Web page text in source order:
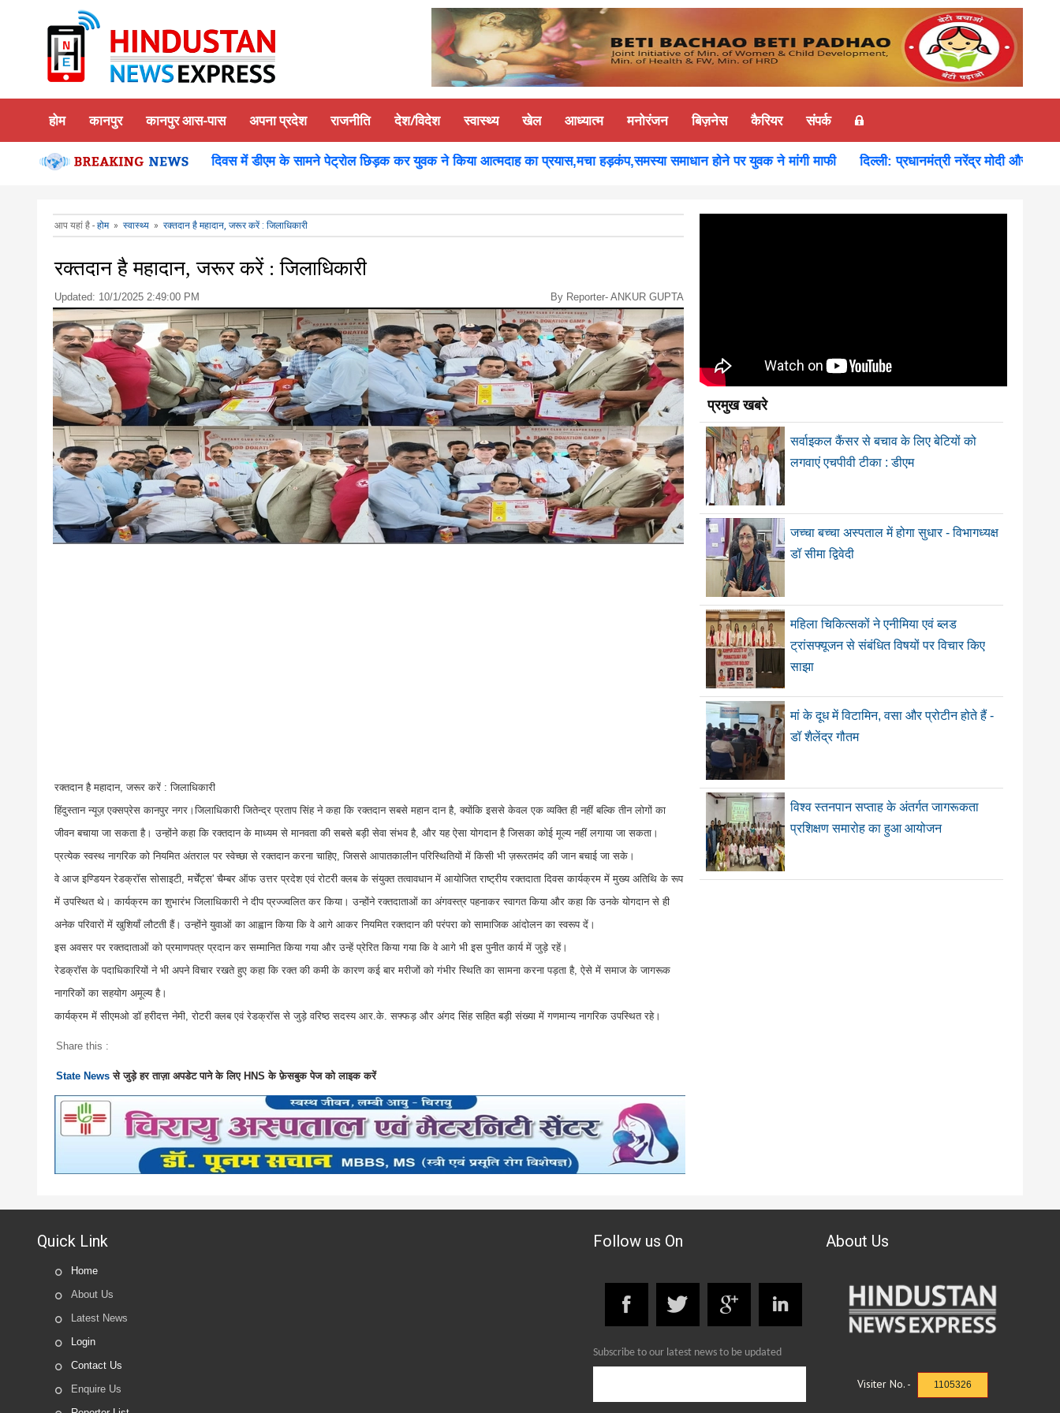
होम कानपुर कानपुर आस-पास अपना प्रदेश राजनीति देश/विदेश स्वास्थ्य खेल आध्यात्म मनोरंजन बिज़नेस कैरियर संपर्क
किया दर्शन पूजन कानपुर-समाधान दिवस में डीएम के सामने पेट्रोल छिड़क कर युवक ने किया आत्मदाह का प्रयास,मचा हड़कंप,समस्या समाधान होने पर युवक ने मांगी माफी दिल्ली: प्रधानमंत्री नरेंद्र मोदी और रूस के
आप यहां है - होम» स्वास्थ्य » रक्तदान है महादान, जरूर करें : जिलाधिकारी
रक्तदान है महादान, जरूर करें : जिलाधिकारी
Updated: 10/1/2025 2:49:00 PM By Reporter- ANKUR GUPTA
रक्तदान है महादान, जरूर करें : जिलाधिकारी
हिंदुस्तान न्यूज़ एक्सप्रेस कानपुर नगर।जिलाधिकारी जितेन्द्र प्रताप सिंह ने कहा कि रक्तदान सबसे महान दान है, क्योंकि इससे केवल एक व्यक्ति ही नहीं बल्कि तीन लोगों का
जीवन बचाया जा सकता है। उन्होंने कहा कि रक्तदान के माध्यम से मानवता की सबसे बड़ी सेवा संभव है, और यह ऐसा योगदान है जिसका कोई मूल्य नहीं लगाया जा सकता।
प्रत्येक स्वस्थ नागरिक को नियमित अंतराल पर स्वेच्छा से रक्तदान करना चाहिए, जिससे आपातकालीन परिस्थितियों में किसी भी ज़रूरतमंद की जान बचाई जा सके।
वे आज इण्डियन रेडक्रॉस सोसाइटी, मर्चेंट्स' चैम्बर ऑफ उत्तर प्रदेश एवं रोटरी क्लब के संयुक्त तत्वावधान में आयोजित राष्ट्रीय रक्तदाता दिवस कार्यक्रम में मुख्य अतिथि के रूप
में उपस्थित थे। कार्यक्रम का शुभारंभ जिलाधिकारी ने दीप प्रज्ज्वलित कर किया। उन्होंने रक्तदाताओं का अंगवस्त्र पहनाकर स्वागत किया और कहा कि उनके योगदान से ही
अनेक परिवारों में खुशियाँ लौटती हैं। उन्होंने युवाओं का आह्वान किया कि वे आगे आकर नियमित रक्तदान की परंपरा को सामाजिक आंदोलन का स्वरूप दें।
इस अवसर पर रक्तदाताओं को प्रमाणपत्र प्रदान कर सम्मानित किया गया और उन्हें प्रेरित किया गया कि वे आगे भी इस पुनीत कार्य में जुड़े रहें।
रेडक्रॉस के पदाधिकारियों ने भी अपने विचार रखते हुए कहा कि रक्त की कमी के कारण कई बार मरीजों को गंभीर स्थिति का सामना करना पड़ता है, ऐसे में समाज के जागरूक
नागरिकों का सहयोग अमूल्य है।
कार्यक्रम में सीएमओ डॉ हरीदत्त नेमी, रोटरी क्लब एवं रेडक्रॉस से जुड़े वरिष्ठ सदस्य आर.के. सफ्फड़ और अंगद सिंह सहित बड़ी संख्या में गणमान्य नागरिक उपस्थित रहे।
Share this :
State News से जुड़े हर ताज़ा अपडेट पाने के लिए HNS के फ़ेसबुक पेज को लाइक करें
प्रमुख खबरे
सर्वाइकल कैंसर से बचाव के लिए बेटियों को
लगवाएं एचपीवी टीका : डीएम
जच्चा बच्चा अस्पताल में होगा सुधार - विभागध्यक्ष
डॉ सीमा द्विवेदी
महिला चिकित्सकों ने एनीमिया एवं ब्लड
ट्रांसफ्यूजन से संबंधित विषयों पर विचार किए
साझा
मां के दूध में विटामिन, वसा और प्रोटीन होते हैं -
डॉ शैलेंद्र गौतम
विश्व स्तनपान सप्ताह के अंतर्गत जागरूकता
प्रशिक्षण समारोह का हुआ आयोजन
Quick Link Follow us On About Us
Home
About Us
Latest News
Login
Contact Us
Enquire Us
Subscribe to our latest news to be updated
Visiter No. - 1105326